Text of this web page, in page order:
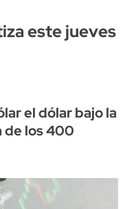
este jueves
el dólar bajo la
de los 400